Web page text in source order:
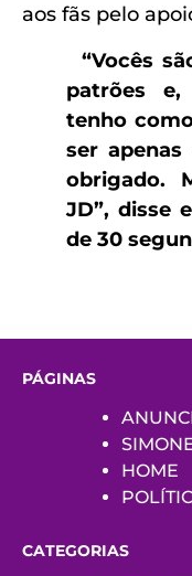
aos fãs pelo
“Vocês
patrões
tenho
ser apenas
obrigado.
JD”, disse
de 30
PÁGINAS
HOME
CATEGORIAS